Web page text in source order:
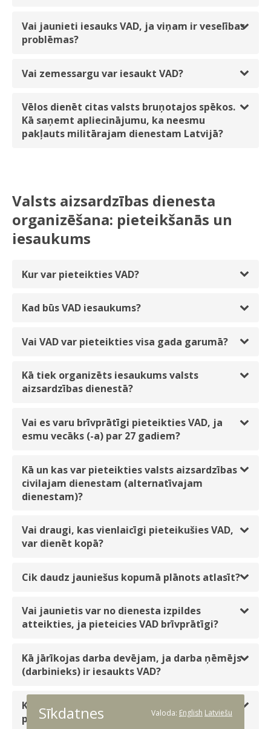
Vai jaunieti iesauks VAD, ja viņam ir veselības
problēmas?
Vai zemessargu var iesaukt VAD?
Vēlos dienēt citas valsts bruņotajos spēkos.
Kā saņemt apliecinājumu, ka neesmu
pakļauts militārajam dienestam Latvijā?
Valsts aizsardzības dienesta
organizēšana: pieteikšanās un
iesaukums
Kur var pieteikties VAD?
Kad būs VAD iesaukums?
Vai VAD var pieteikties visa gada garumā?
Kā tiek organizēts iesaukums valsts
aizsardzības dienestā?
Vai es varu brīvprātīgi pieteikties VAD, ja
esmu vecāks (-a) par 27 gadiem?
Kā un kas var pieteikties valsts aizsardzības
civilajam dienestam (alternatīvajam
dienestam)?
Vai draugi, kas vienlaicīgi pieteikušies VAD,
var dienēt kopā?
Cik daudz jauniešus kopumā plānots atlasīt?
Vai jaunietis var no dienesta izpildes
atteikties, ja pieteicies VAD brīvprātīgi?
Kā jārīkojas darba devējam, ja darba ņēmējs
(darbinieks) ir iesaukts VAD?
Kur VAD karavīrs var saņemt izziņu, kas
paredzēta goda ģimenes apliecības statusa
Sīkdatnes Valoda: English Latviešu